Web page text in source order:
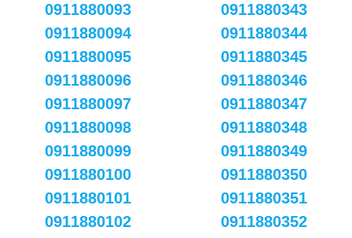
0911880093
0911880094
0911880095
0911880096
0911880097
0911880098
0911880099
0911880100
0911880101
0911880102
0911880343
0911880344
0911880345
0911880346
0911880347
0911880348
0911880349
0911880350
0911880351
0911880352